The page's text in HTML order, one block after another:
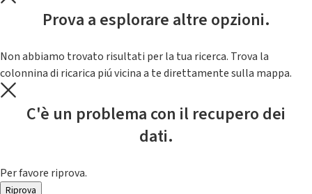
Prova a esplorare altre opzioni.
Non abbiamo trovato risultati per la tua ricerca. Trova la
colonnina di ricarica piú vicina a te direttamente sulla mappa.
C'è un problema con il recupero dei
dati.
Per favore riprova.
Riprova